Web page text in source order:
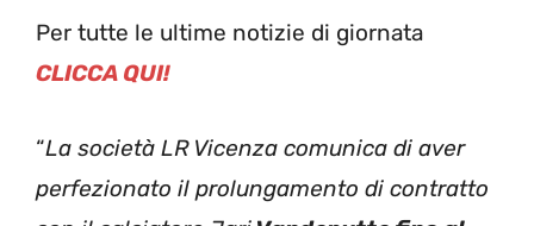
Per tutte le ultime notizie di giornata
CLICCA QUI!
“La società LR Vicenza comunica di aver
perfezionato il prolungamento di contratto